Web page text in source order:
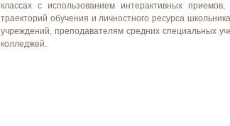
классах с использованием интерактивных
траекторий обучения и личностного ресурса
учреждений, преподавателям средних специальных
колледжей.